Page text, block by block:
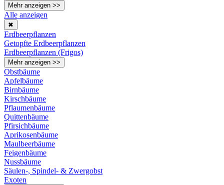
Mehr anzeigen >>
Alle anzeigen
✖
Erdbeerpflanzen
Getopfte Erdbeerpflanzen
Erdbeerpflanzen (Frigos)
Mehr anzeigen >>
Obstbäume
Apfelbäume
Birnbäume
Kirschbäume
Pflaumenbäume
Quittenbäume
Pfirsichbäume
Aprikosenbäume
Maulbeerbäume
Feigenbäume
Nussbäume
Säulen-, Spindel- & Zwergobst
Exoten